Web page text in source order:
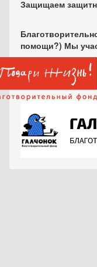
Защищаем
помощи?) Мы